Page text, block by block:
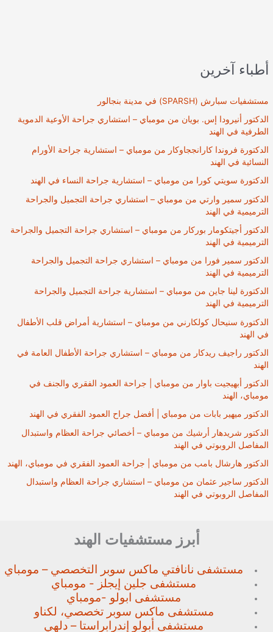
أطباء آخرين
مستشفيات سبارش (SPARSH) في مدينة بنجالور
الدكتور أنيرودا إس. بويان من مومباي – استشاري جراحة الأوعية الدموية
الطرفية في الهند
الدكتورة فروندا كارانججاوكار من مومباي – استشارية جراحة الأورام
النسائية في الهند
الدكتورة سويتي كورا من مومباي – استشارية جراحة النساء في الهند
الدكتور سمير وارتي من مومباي – استشاري جراحة التجميل والجراحة
الترميمية في الهند
الدكتور أجيتكومار بوركار من مومباي – استشاري جراحة التجميل والجراحة
الترميمية في الهند
الدكتور سمير فورا من مومباي – استشاري جراحة التجميل والجراحة
الترميمية في الهند
الدكتورة لينا جاين من مومباي – استشارية جراحة التجميل والجراحة
الترميمية في الهند
الدكتورة سنيحال كولكارني من مومباي – استشارية أمراض قلب الأطفال
في الهند
الدكتور راجيف ريدكار من مومباي – استشاري جراحة الأطفال العامة في
الهند
الدكتور أبهيجيت باوار من مومباي | جراحة العمود الفقري والجنف في
مومباي، الهند
الدكتور ميهير بابات من مومباي | أفضل جراح العمود الفقري في الهند
الدكتور شريدهار أرشيك من مومباي – أخصائي جراحة العظام واستبدال
المفاصل الروبوتي في الهند
الدكتور هارشال بامب من مومباي | جراحة العمود الفقري في مومباي، الهند
الدكتور ساجير عثمان من مومباي – استشاري جراحة العظام واستبدال
المفاصل الروبوتي في الهند
أبرز مستشفيات الهند
مستشفى نانافتي ماكس سوبر التخصصي – مومباي
مستشفى جلين إيجلز - مومباي
مستشفى ابولو -مومباي
مستشفى ماكس سوبر تخصصي، لكناو
مستشفى أبولو إندرابراستا – دلهي